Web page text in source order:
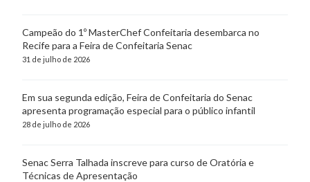
Campeão do 1º MasterChef Confeitaria desembarca no
Recife para a Feira de Confeitaria Senac
31 de julho de 2026
Em sua segunda edição, Feira de Confeitaria do Senac
apresenta programação especial para o público infantil
28 de julho de 2026
Senac Serra Talhada inscreve para curso de Oratória e
Técnicas de Apresentação